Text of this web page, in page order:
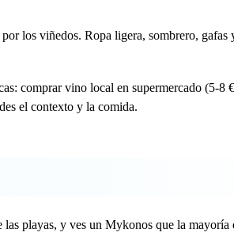
los viñedos. Ropa ligera, sombrero, gafas
comprar vino local en supermercado (5-8
el contexto y la comida.
las playas, y ves un Mykonos que la mayoría